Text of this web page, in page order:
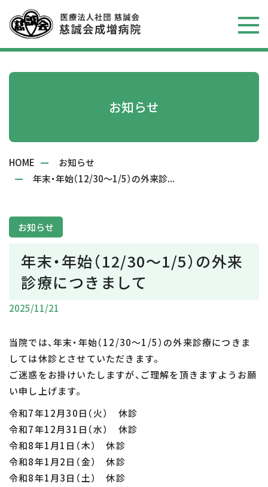
お知らせ
HOME
お知らせ
年末・年始（12/30～1/5）の外来診...
お知らせ
年末・年始（12/30～1/5）の外来
診療につきまして
2025/11/21
当院では、年末・年始（12/30～1/5）の外来診療につきま
しては休診とさせていただきます。
ご迷惑をお掛けいたしますが、ご理解を頂きますようお願
い申し上げます。
令和7年12月30日（火） 休診
令和7年12月31日（水） 休診
令和8年1月1日（木） 休診
令和8年1月2日（金） 休診
令和8年1月3日（土） 休診